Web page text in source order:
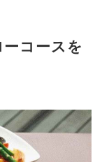
コースを